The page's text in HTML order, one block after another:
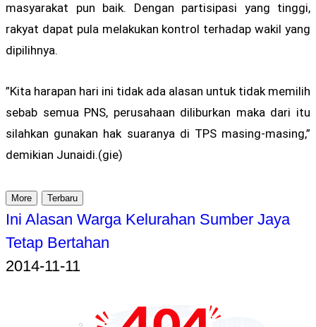
masyarakat pun baik. Dengan partisipasi yang tinggi,
rakyat dapat pula melakukan kontrol terhadap wakil yang
dipilihnya.
”Kita harapan hari ini tidak ada alasan untuk tidak memilih
sebab semua PNS, perusahaan diliburkan maka dari itu
silahkan gunakan hak suaranya di TPS masing-masing,”
demikian Junaidi.(gie)
More Terbaru
Ini Alasan Warga Kelurahan Sumber Jaya
Tetap Bertahan
2014-11-11